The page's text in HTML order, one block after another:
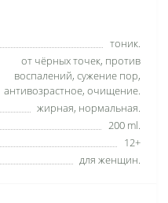
тоник.
от чёрных точек, против
воспалений, сужение пор,
антивозрастное, очищение.
жирная, нормальная.
200 ml.
12+
для женщин.